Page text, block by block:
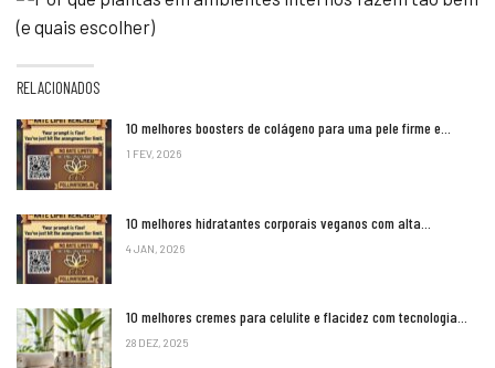
RELACIONADOS
10 melhores boosters de colágeno para uma pele firme e…
1 FEV, 2026
10 melhores hidratantes corporais veganos com alta…
4 JAN, 2026
10 melhores cremes para celulite e flacidez com tecnologia…
28 DEZ, 2025